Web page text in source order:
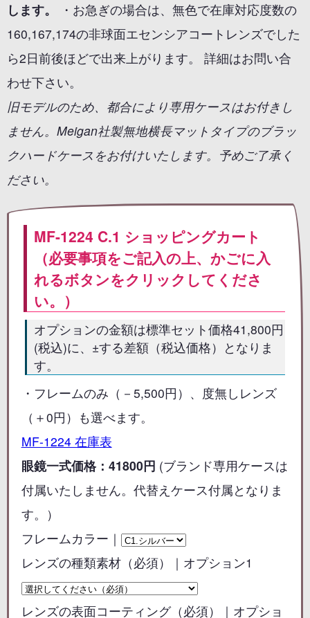
します。
・お急ぎの場合は、無色で在庫対応度数の
160,167,174の非球面エセンシアコートレンズでした
ら2日前後ほどで出来上がります。 詳細はお問い合
わせ下さい。
旧モデルのため、都合により専用ケースはお付きし
ません。Meigan社製無地横長マットタイプのブラッ
クハードケースをお付けいたします。予めご了承く
ださい。
MF-1224 C.1 ショッピングカート
（必要事項をご記入の上、かごに入
れるボタンをクリックしてくださ
い。）
オプションの金額は標準セット価格41,800円
(税込)に、±する差額（税込価格）となりま
す。
・フレームのみ（－5,500円）、度無しレンズ
（＋0円）も選べます。
MF-1224 在庫表
眼鏡一式価格：41800円 (ブランド専用ケースは
付属いたしません。代替えケース付属となりま
す。）
フレームカラー｜
レンズの種類素材（必須）｜オプション1
レンズの表面コーティング（必須）｜オプショ